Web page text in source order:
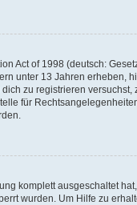
Act of 1998 (deutsch:
unter 13 Jahren
zu registrieren
für
komplett ausgeschaltet
wurden. Um Hilfe zu